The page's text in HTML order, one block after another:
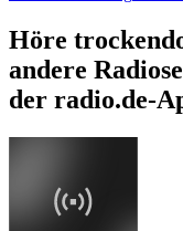
Höre
andere
der radio.de-